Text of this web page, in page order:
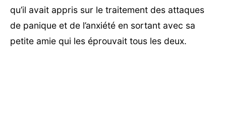
qu’il avait appris sur le traitement des attaques
de panique et de l’anxiété en sortant avec sa
petite amie qui les éprouvait tous les deux.